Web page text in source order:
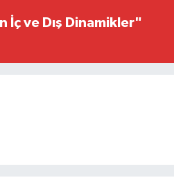
İç ve Dış Dinamikler"